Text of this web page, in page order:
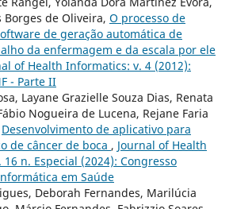
Borges de Oliveira, O processo de
de geração automática de
da enfermagem e da escala por ele
of Health Informatics: v. 4 (2012):
- Parte II
Layane Grazielle Souza Dias, Renata
Nogueira de Lucena, Rejane Faria
Desenvolvimento de aplicativo para
de câncer de boca , Journal of Health
n. Especial (2024): Congresso
em Saúde
Deborah Fernandes, Marilúcia